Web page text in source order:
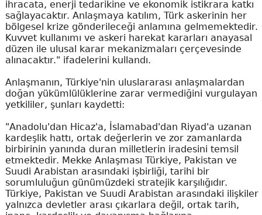
ihracata, enerji tedarikine ve ekonomik istikrara katkı
sağlayacaktır. Anlaşmaya katılım, Türk askerinin her
bölgesel krize gönderileceği anlamına gelmemektedir.
Kuvvet kullanımı ve askeri harekat kararları anayasal
düzen ile ulusal karar mekanizmaları çerçevesinde
alınacaktır." ifadelerini kullandı.
Anlaşmanın, Türkiye'nin uluslararası anlaşmalardan
doğan yükümlülüklerine zarar vermediğini vurgulayan
yetkililer, şunları kaydetti:
"Anadolu'dan Hicaz'a, İslamabad'dan Riyad'a uzanan
kardeşlik hattı, ortak değerlerin ve zor zamanlarda
birbirinin yanında duran milletlerin iradesini temsil
etmektedir. Mekke Anlaşması Türkiye, Pakistan ve
Suudi Arabistan arasındaki işbirliği, tarihi bir
sorumluluğun günümüzdeki stratejik karşılığıdır.
Türkiye, Pakistan ve Suudi Arabistan arasındaki ilişkiler
yalnızca devletler arası çıkarlara değil, ortak tarih,